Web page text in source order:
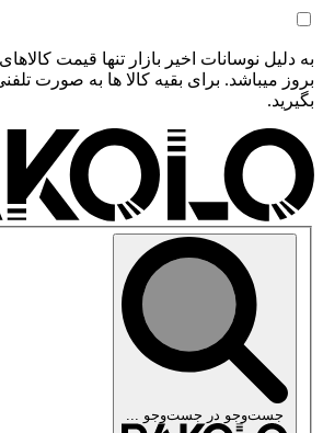
به دلیل نوسانات اخیر بازار تنها قیمت
بروز میباشد. برای بقیه کالا ها به صورت
بگیرید.
جست‌وجو در جست‌وجو ...